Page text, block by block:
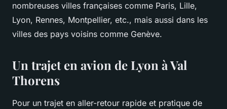
nombreuses villes françaises comme Paris, Lille,
Lyon, Rennes, Montpellier, etc., mais aussi dans les
villes des pays voisins comme Genève.
Un trajet en avion de Lyon à Val
Thorens
Pour un trajet en aller-retour rapide et pratique de